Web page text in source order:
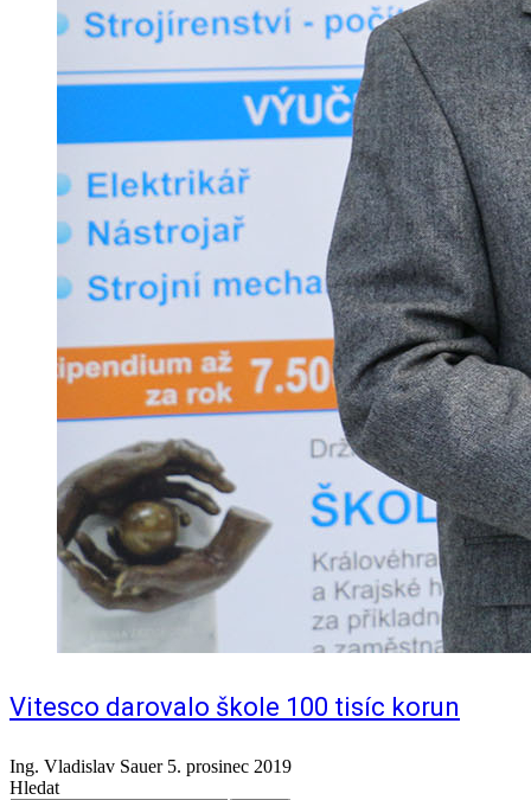
Vitesco darovalo škole 100 tisíc korun
Ing. Vladislav Sauer 5. prosinec 2019
Hledat